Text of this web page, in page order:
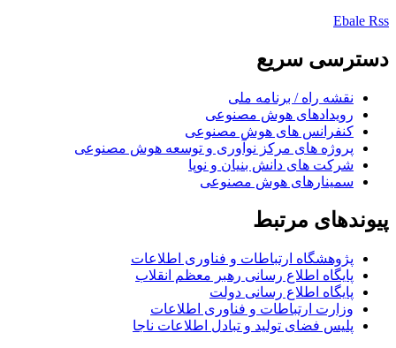
Ebale Rss
دسترسی سریع
نقشه راه / برنامه ملی
رویدادهای هوش مصنوعی
کنفرانس های هوش مصنوعی
پروژه های مرکز نوآوری و توسعه هوش مصنوعی
شرکت های دانش بنیان و نوپا
سمینارهای هوش مصنوعی
پیوندهای مرتبط
پژوهشگاه ارتباطات و فناوری اطلاعات
پایگاه اطلاع رسانی رهبر معظم انقلاب
پایگاه اطلاع رسانی دولت
وزارت ارتباطات و فناوری اطلاعات
پلیس فضای تولید و تبادل اطلاعات ناجا